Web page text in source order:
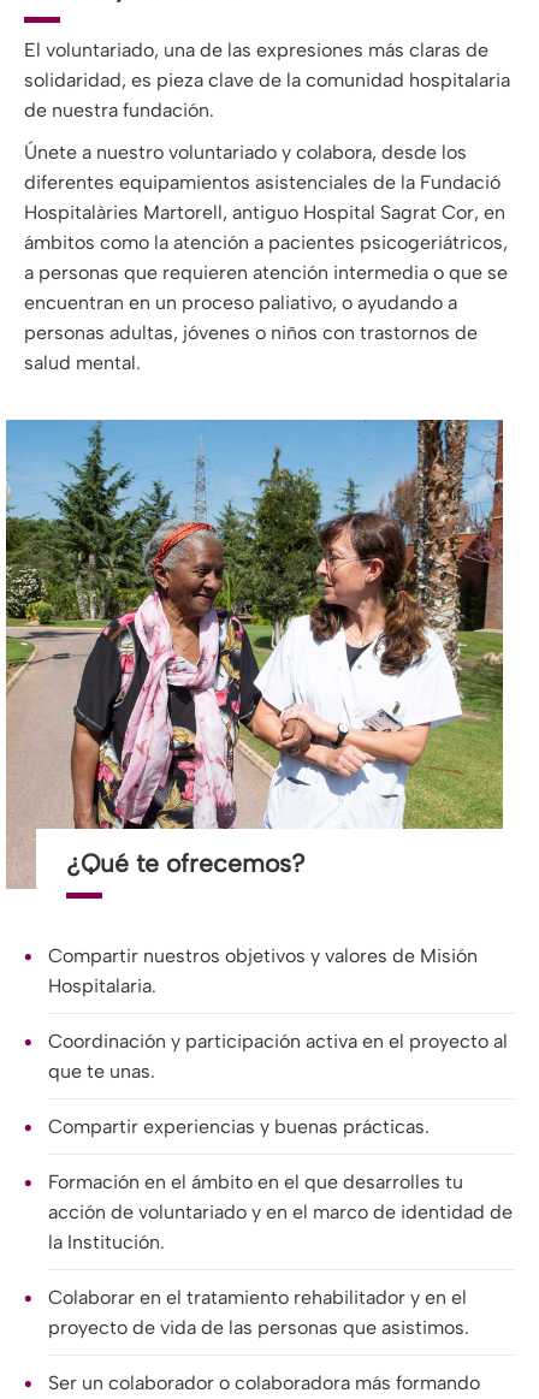
El voluntariado, una de las expresiones más claras de
solidaridad, es pieza clave de la comunidad hospitalaria
de nuestra fundación.
Únete a nuestro voluntariado y colabora, desde los
diferentes equipamientos asistenciales de la Fundació
Hospitalàries Martorell, antiguo Hospital Sagrat Cor, en
ámbitos como la atención a pacientes psicogeriátricos,
a personas que requieren atención intermedia o que se
encuentran en un proceso paliativo, o ayudando a
personas adultas, jóvenes o niños con trastornos de
salud mental.
¿Qué te ofrecemos?
Compartir nuestros objetivos y valores de Misión
Hospitalaria.
Coordinación y participación activa en el proyecto al
que te unas.
Compartir experiencias y buenas prácticas.
Formación en el ámbito en el que desarrolles tu
acción de voluntariado y en el marco de identidad de
la Institución.
Colaborar en el tratamiento rehabilitador y en el
proyecto de vida de las personas que asistimos.
Ser un colaborador o colaboradora más formando